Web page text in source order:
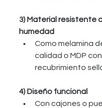
3) Material resistente
humedad
Como melamina
calidad o MDP con
recubrimiento
4) Diseño funcional
Con cajones o